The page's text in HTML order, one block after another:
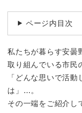
ページ内目次
私たちが暮らす安曇
取り組んでいる市民
「どんな思いで活
は」…。
その一端をご紹介し